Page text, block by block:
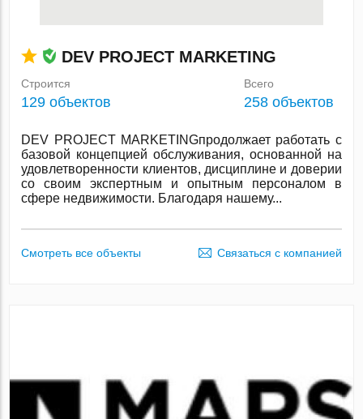
DEV PROJECT MARKETING
Строится
129 объектов
Всего
258 объектов
DEV PROJECT MARKETINGпродолжает работать с
базовой концепцией обслуживания, основанной на
удовлетворенности клиентов, дисциплине и доверии
со своим экспертным и опытным персоналом в
сфере недвижимости. Благодаря нашему...
Смотреть все объекты Связаться с компанией